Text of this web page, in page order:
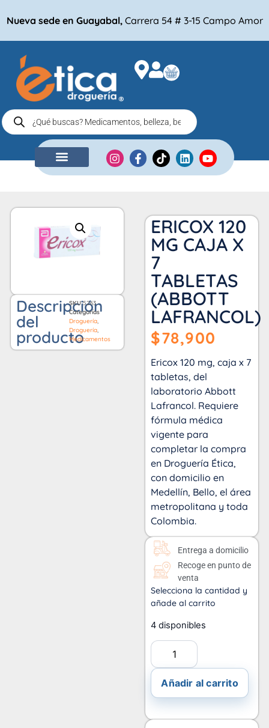
Nueva sede en Guayabal, Carrera 54 # 3-15 Campo Amor
Descripción
del
producto
SKU5263
Categorías
Droguería,
Droguería,
Medicamentos
ERICOX 120
MG CAJA X
7
TABLETAS
(ABBOTT
LAFRANCOL)
$78,900
Ericox 120 mg, caja x 7
tabletas, del
laboratorio Abbott
Lafrancol. Requiere
fórmula médica
vigente para
completar la compra
en Droguería Ética,
con domicilio en
Medellín, Bello, el área
metropolitana y toda
Colombia.
Entrega a domicilio
Recoge en punto de
venta
Selecciona la cantidad y
añade al carrito
4 disponibles
Añadir al carrito